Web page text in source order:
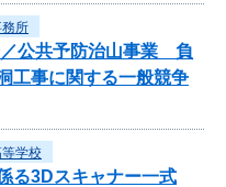
所
／公共予防治山事業 負
工事に関する一般競争
学校
る3Dスキャナー一式